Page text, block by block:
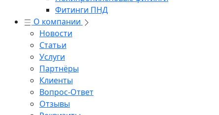
Фитинги ПНД
О компании
Новости
Статьи
Услуги
Партнёры
Клиенты
Вопрос-Ответ
Отзывы